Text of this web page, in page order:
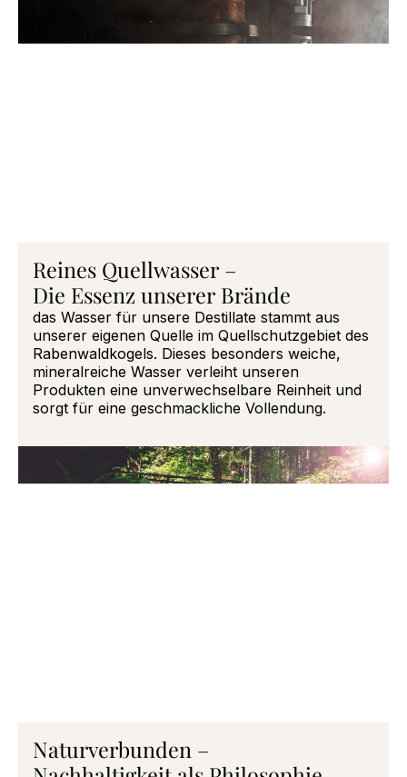
Reines Quellwasser –
Die Essenz unserer Brände
das Wasser für unsere Destillate stammt aus
unserer eigenen Quelle im Quellschutzgebiet des
Rabenwaldkogels. Dieses besonders weiche,
mineralreiche Wasser verleiht unseren
Produkten eine unverwechselbare Reinheit und
sorgt für eine geschmackliche Vollendung.
Naturverbunden –